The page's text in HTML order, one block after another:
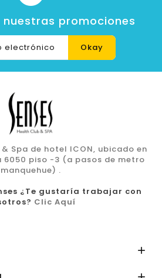
promociones
Spa de hotel ICON, ubicado en
6050 piso -3 (a pasos de metro
manquehue) .
¿Te gustaría trabajar con
Clic Aquí
